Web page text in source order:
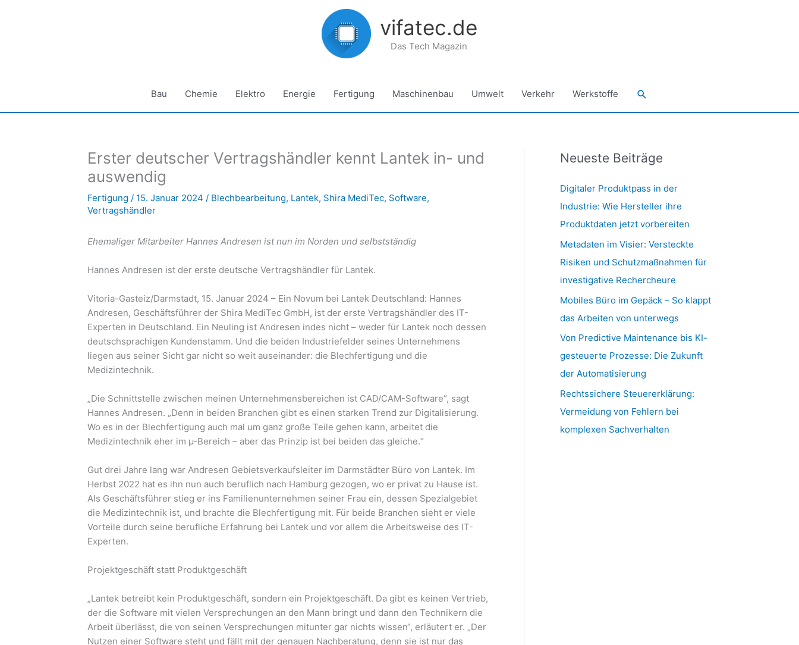
vifatec.de
Das Tech Magazin
Bau Chemie Elektro Energie Fertigung Maschinenbau Umwelt Verkehr Werkstoffe Suchen
Erster deutscher Vertragshändler kennt Lantek in- und
auswendig
Fertigung / 15. Januar 2024 / Blechbearbeitung, Lantek, Shira MediTec, Software,
Vertragshändler
Ehemaliger Mitarbeiter Hannes Andresen ist nun im Norden und selbstständig
Hannes Andresen ist der erste deutsche Vertragshändler für Lantek.
Vitoria-Gasteiz/Darmstadt, 15. Januar 2024 – Ein Novum bei Lantek Deutschland: Hannes
Andresen, Geschäftsführer der Shira MediTec GmbH, ist der erste Vertragshändler des IT-
Experten in Deutschland. Ein Neuling ist Andresen indes nicht – weder für Lantek noch dessen
deutschsprachigen Kundenstamm. Und die beiden Industriefelder seines Unternehmens
liegen aus seiner Sicht gar nicht so weit auseinander: die Blechfertigung und die
Medizintechnik.
„Die Schnittstelle zwischen meinen Unternehmensbereichen ist CAD/CAM-Software“, sagt
Hannes Andresen. „Denn in beiden Branchen gibt es einen starken Trend zur Digitalisierung.
Wo es in der Blechfertigung auch mal um ganz große Teile gehen kann, arbeitet die
Medizintechnik eher im µ-Bereich – aber das Prinzip ist bei beiden das gleiche.“
Gut drei Jahre lang war Andresen Gebietsverkaufsleiter im Darmstädter Büro von Lantek. Im
Herbst 2022 hat es ihn nun auch beruflich nach Hamburg gezogen, wo er privat zu Hause ist.
Als Geschäftsführer stieg er ins Familienunternehmen seiner Frau ein, dessen Spezialgebiet
die Medizintechnik ist, und brachte die Blechfertigung mit. Für beide Branchen sieht er viele
Vorteile durch seine berufliche Erfahrung bei Lantek und vor allem die Arbeitsweise des IT-
Experten.
Projektgeschäft statt Produktgeschäft
„Lantek betreibt kein Produktgeschäft, sondern ein Projektgeschäft. Da gibt es keinen Vertrieb,
der die Software mit vielen Versprechungen an den Mann bringt und dann den Technikern die
Arbeit überlässt, die von seinen Versprechungen mitunter gar nichts wissen“, erläutert er. „Der
Nutzen einer Software steht und fällt mit der genauen Nachberatung, denn sie ist nur das
Neueste Beiträge
Digitaler Produktpass in der
Industrie: Wie Hersteller ihre
Produktdaten jetzt vorbereiten
Metadaten im Visier: Versteckte
Risiken und Schutzmaßnahmen für
investigative Rechercheure
Mobiles Büro im Gepäck – So klappt
das Arbeiten von unterwegs
Von Predictive Maintenance bis KI-
gesteuerte Prozesse: Die Zukunft
der Automatisierung
Rechtssichere Steuererklärung:
Vermeidung von Fehlern bei
komplexen Sachverhalten